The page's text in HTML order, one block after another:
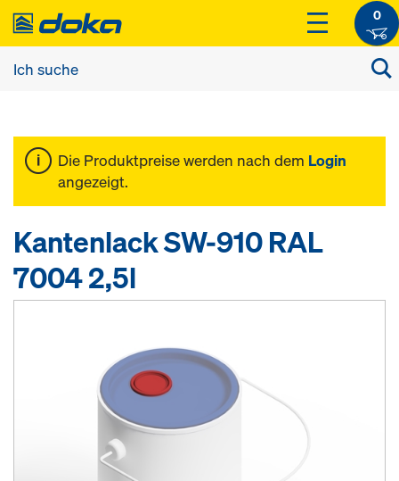
0
Die Produktpreise werden nach dem Login
angezeigt.
Kantenlack SW-910 RAL
7004 2,5l